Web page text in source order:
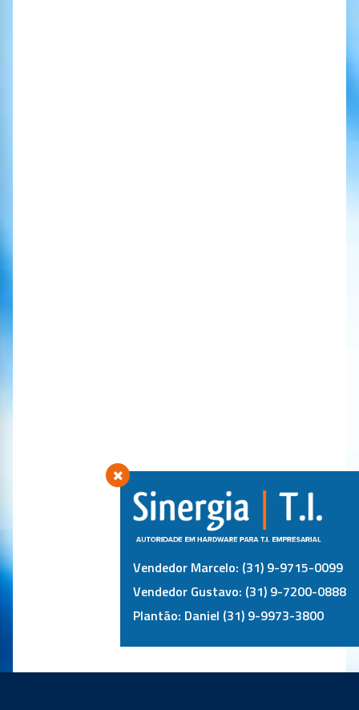
Vendedor Marcelo: (31) 9-9715-0099
Vendedor Gustavo: (31) 9-7200-0888
Plantão: Daniel (31) 9-9973-3800